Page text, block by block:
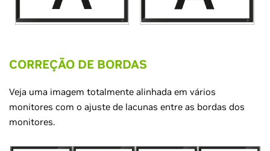
CORREÇÃO DE BORDAS
Veja uma imagem totalmente alinhada em vários
monitores com o ajuste de lacunas entre as bordas dos
monitores.